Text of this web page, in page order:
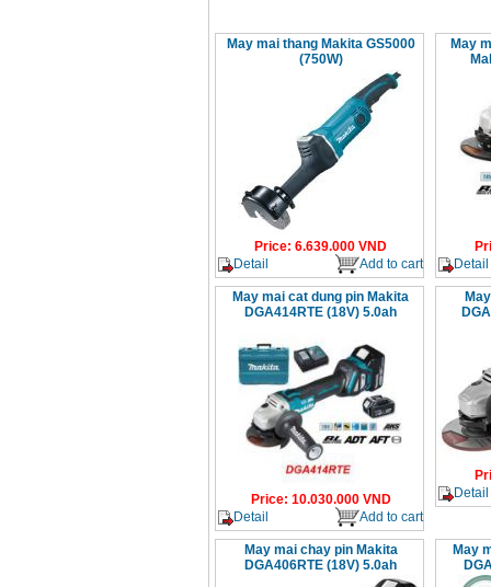
May mai thang Makita GS5000
(750W)
Price: 6.639.000 VND
Detail
Add to cart
May
Detail
May mai cat dung pin Makita
DGA414RTE (18V) 5.0ah
Price: 10.030.000VND
Detail
Add to cart
Detail
May mai chay pin Makita
DGA406RTE (18V) 5.0ah
May